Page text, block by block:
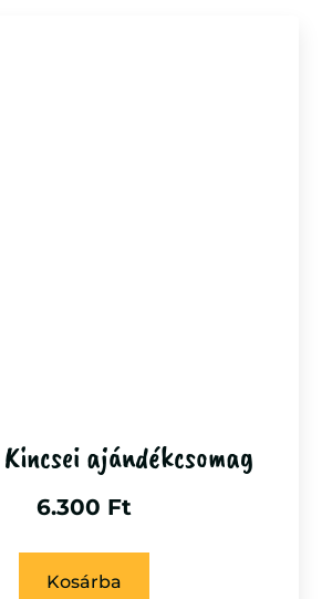
ajándékcsomag
6.300 Ft
Kosárba